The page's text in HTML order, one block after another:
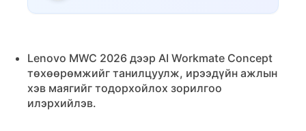
Lenovo MWC 2026 дээр AI Workmate Concept
төхөөрөмжийг танилцуулж, ирээдүйн ажлын
хэв маягийг тодорхойлох зорилгоо
илэрхийлэв.